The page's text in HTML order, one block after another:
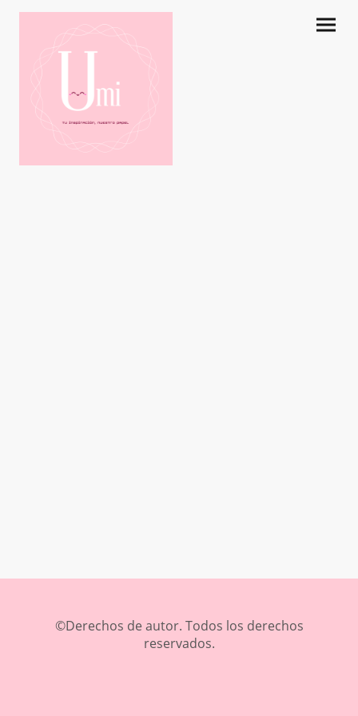
©Derechos de autor. Todos los derechos
reservados.